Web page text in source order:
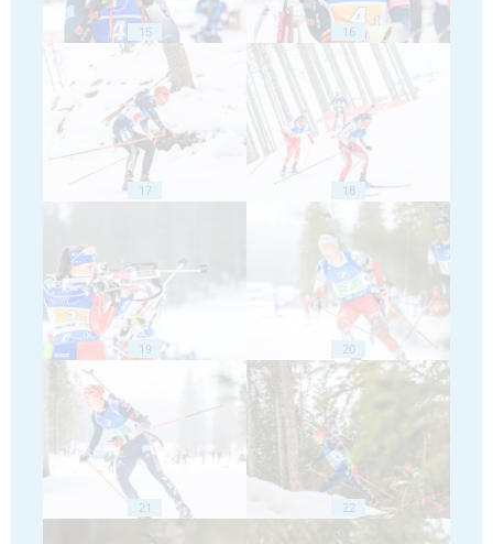
15 16
17 18
19 20
21 22